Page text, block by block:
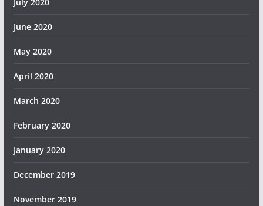
July 2020
June 2020
May 2020
April 2020
March 2020
February 2020
January 2020
December 2019
November 2019